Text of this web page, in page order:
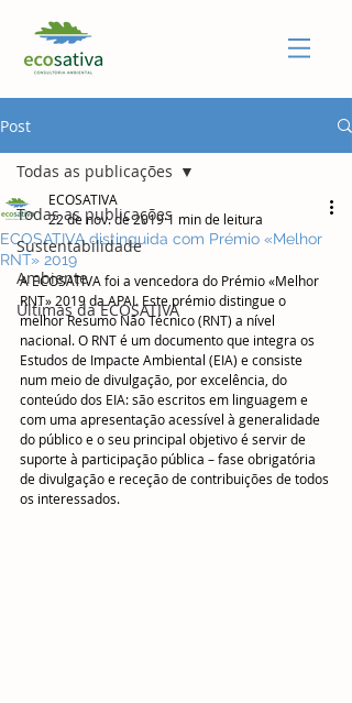
Post
Todas as publicações
Sustentabilidade
Ambiente
Últimas da ECOSATIVA
Todas as publicações
ECOSATIVA distinguida com Prémio «Melhor
RNT» 2019
ECOSATIVA
22 de nov. de 20191 min de leitura
A ECOSATIVA foi a vencedora do Prémio «Melhor
RNT» 2019 da APAI. Este prémio distingue o
melhor Resumo Não Técnico (RNT) a nível
nacional. O RNT é um documento que integra os
Estudos de Impacte Ambiental (EIA) e consiste
num meio de divulgação, por excelência, do
conteúdo dos EIA: são escritos em linguagem e
com uma apresentação acessível à generalidade
do público e o seu principal objetivo é servir de
suporte à participação pública – fase obrigatória
de divulgação e receção de contribuições de todos
os interessados.